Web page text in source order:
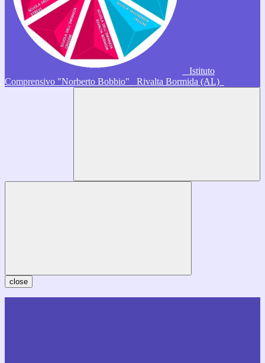
Istituto
Comprensivo "Norberto Bobbio"
Rivalta Bormida (AL)
close